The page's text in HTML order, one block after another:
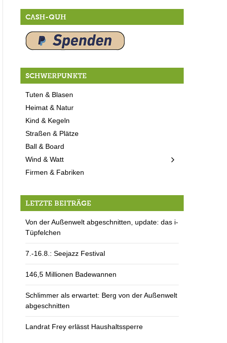
CASH-QUH
SCHWERPUNKTE
Tuten & Blasen
Heimat & Natur
Kind & Kegeln
Straßen & Plätze
Ball & Board
Wind & Watt
Firmen & Fabriken
LETZTE BEITRÄGE
Von der Außenwelt abgeschnitten, update: das i-
Tüpfelchen
7.-16.8.: Seejazz Festival
146,5 Millionen Badewannen
Schlimmer als erwartet: Berg von der Außenwelt
abgeschnitten
Landrat Frey erlässt Haushaltssperre